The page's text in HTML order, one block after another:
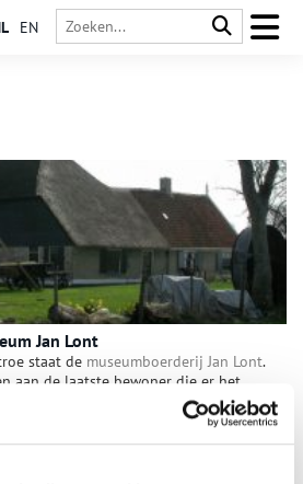
EN
Jan Lont
staat de museumboerderij Jan Lont.
aan de laatste bewoner die er het
Jan Lont. Hij legde een verzameling
hebben met leven en werken